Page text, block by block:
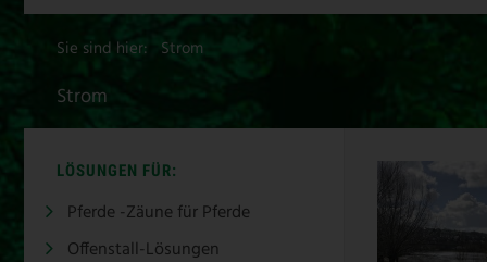
Sie sind hier: Strom
Strom
LÖSUNGEN FÜR:
Pferde -Zäune für Pferde
Offenstall-Lösungen